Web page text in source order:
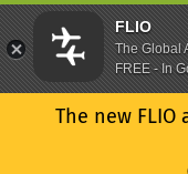
The new
FLIO
The Global
FREE - In